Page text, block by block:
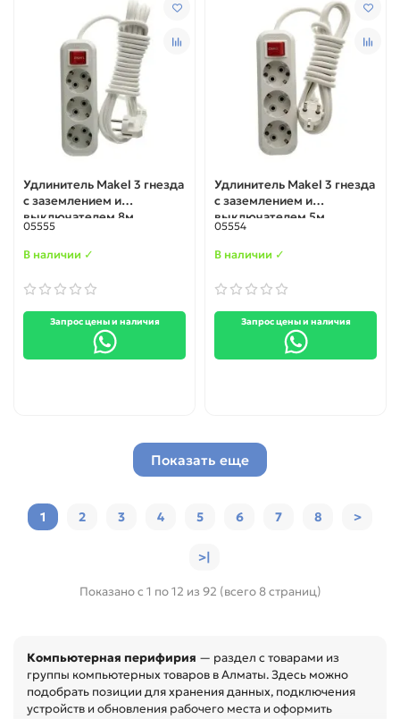
Удлинитель Makel 3 гнезда
с заземлением и
выключателем 8м
05555
В наличии ✓
Запрос цены и наличия
Удлинитель Makel 3 гнезда
с заземлением и
выключателем 5м
05554
В наличии ✓
Запрос цены и наличия
Показать еще
1 2 3 4 5 6 7 8 >
>|
Показано с 1 по 12 из 92 (всего 8 страниц)
Компьютерная перифирия — раздел с товарами из
группы компьютерных товаров в Алматы. Здесь можно
подобрать позиции для хранения данных, подключения
устройств и обновления рабочего места и оформить